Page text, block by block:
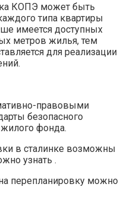
КОПЭ может быть
типа квартиры
имеется доступных
метров жилья, тем
для реализации
правовыми
безопасного
жилого фонда.
в сталинке возможны
узнать .
перепланировку можно